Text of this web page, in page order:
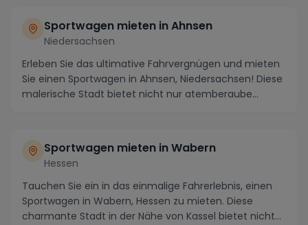
Sportwagen mieten in Ahnsen
Niedersachsen
Erleben Sie das ultimative Fahrvergnügen und mieten
Sie einen Sportwagen in Ahnsen, Niedersachsen! Diese
malerische Stadt bietet nicht nur atemberaube...
Sportwagen mieten in Wabern
Hessen
Tauchen Sie ein in das einmalige Fahrerlebnis, einen
Sportwagen in Wabern, Hessen zu mieten. Diese
charmante Stadt in der Nähe von Kassel bietet nicht...